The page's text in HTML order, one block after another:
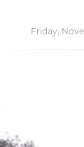
Friday,